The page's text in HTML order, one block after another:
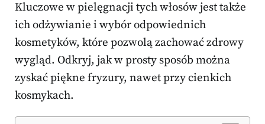
Kluczowe w pielęgnacji tych włosów jest także
ich odżywianie i wybór odpowiednich
kosmetyków, które pozwolą zachować zdrowy
wygląd. Odkryj, jak w prosty sposób można
zyskać piękne fryzury, nawet przy cienkich
kosmykach.